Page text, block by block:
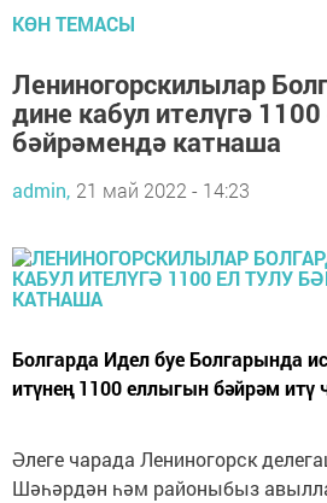
КӨН ТЕМАСЫ
Лениногорскилылар
дине кабул ителүгә 1100
бәйрәмендә катнаша
admin, 21 май 2022 - 14:23
Болгарда Идел буе Болгарында
итүнең 1100 еллыгын бәйрәм итү
Әлеге чарада Лениногорск
Шәһәрдән һәм районыбыз